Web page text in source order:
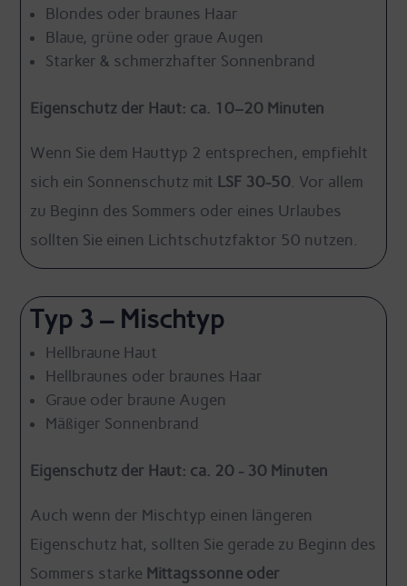
Blondes oder braunes Haar
Blaue, grüne oder graue Augen
Starker & schmerzhafter Sonnenbrand
Eigenschutz der Haut: ca. 10–20 Minuten
Wenn Sie dem Hauttyp 2 entsprechen, empfiehlt
sich ein Sonnenschutz mit LSF 30-50 . Vor allem
zu Beginn des Sommers oder eines Urlaubes
sollten Sie einen Lichtschutzfaktor 50 nutzen.
Typ 3 – Mischtyp
Hellbraune Haut
Hellbraunes oder braunes Haar
Graue oder braune Augen
Mäßiger Sonnenbrand
Eigenschutz der Haut: ca. 20 - 30 Minuten
Auch wenn der Mischtyp einen längeren
Eigenschutz hat, sollten Sie gerade zu Beginn des
Sommers starke Mittagssonne oder